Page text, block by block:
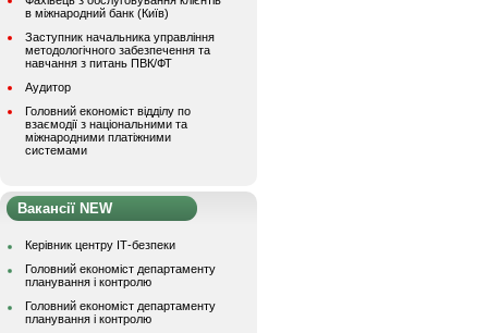
в міжнародний банк (Київ)
Заступник начальника управління
методологічного забезпечення та
навчання з питань ПВК/ФТ
Аудитор
Головний економіст відділу по
взаємодії з національними та
міжнародними платіжними
системами
Вакансії NEW
Керівник центру ІТ-безпеки
Головний економіст департаменту
планування і контролю
Головний економіст департаменту
планування і контролю